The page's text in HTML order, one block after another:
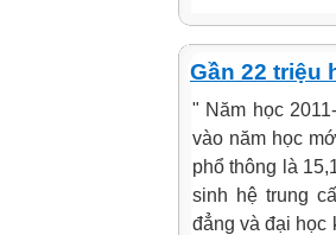
Gần 22 triệu
" Năm học
vào năm học
phổ thông là
sinh hệ trung
đẳng và đại học